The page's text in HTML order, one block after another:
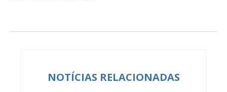
NOTÍCIAS RELACIONADAS